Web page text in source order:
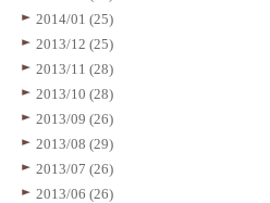
2014/01 (25)
2013/12 (25)
2013/11 (28)
2013/10 (28)
2013/09 (26)
2013/08 (29)
2013/07 (26)
2013/06 (26)